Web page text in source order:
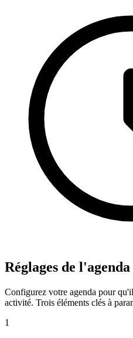
Réglages de l'agenda
Configurez votre agenda pour
activité. Trois éléments clés à
1